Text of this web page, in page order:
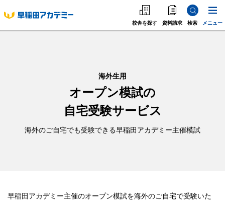
校舎を探す 資料請求 検索 メニュー
大学受験
個別指導
海外生用
オープン模試の
自宅受験サービス
海外のご自宅でも受験できる早稲田アカデミー主催模試
早稲田アカデミー主催のオープン模試を海外のご自宅で受験いた